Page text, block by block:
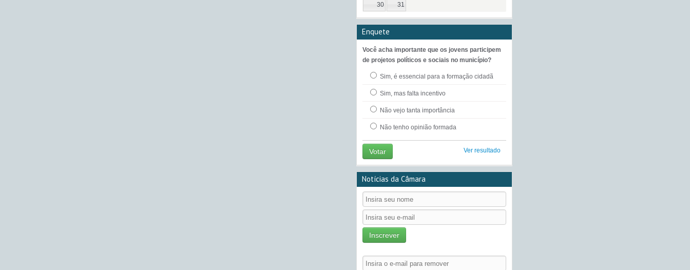
30 31
Enquete
Você acha importante que os jovens participem
de projetos políticos e sociais no município?
Sim, é essencial para a formação cidadã
Sim, mas falta incentivo
Não vejo tanta importância
Não tenho opinião formada
Votar Ver resultado
Notícias da Câmara
Inscrever